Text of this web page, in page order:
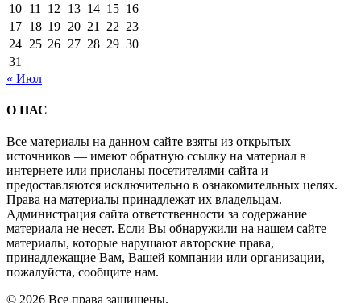
10 11 12 13 14 15 16
17 18 19 20 21 22 23
24 25 26 27 28 29 30
31
« Июл
О НАС
Все материалы на данном сайте взяты из открытых
источников — имеют обратную ссылку на материал в
интернете или присланы посетителями сайта и
предоставляются исключительно в ознакомительных целях.
Права на материалы принадлежат их владельцам.
Администрация сайта ответственности за содержание
материала не несет. Если Вы обнаружили на нашем сайте
материалы, которые нарушают авторские права,
принадлежащие Вам, Вашей компании или организации,
пожалуйста, сообщите нам.
© 2026 Все права защищены.